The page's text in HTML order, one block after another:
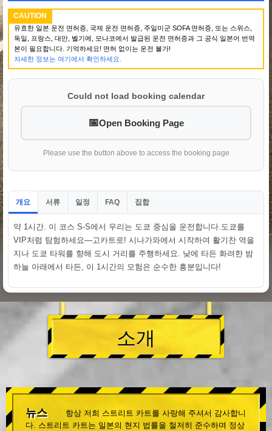
CAUTION
유효한 일본 운전 면허증, 국제 운전 면허증, 주일미군 SOFA 면허증, 또는 스위스,
독일, 프랑스, 대만, 벨기에, 모나코에서 발급된 운전 면허증과 그 공식 일본어 번역
본이 필요합니다. 기억하세요! 면허 없이는 운전 불가!
자세한 정보는 여기에서 확인하세요.
Could not load booking calendar
Open Booking Page
Please use the button above to access the booking page
개요 서류 일정 FAQ 집합
약 1시간. 이 코스 S-S에서 우리는 도쿄 중심을 운전합니다.도쿄를
VIP처럼 탐험하세요—고카트로! 시나가와에서 시작하여 활기찬 역을
지나 도쿄 타워를 향해 도시 거리를 주행하세요. 낮에 타든 화려한 밤
하늘 아래에서 타든, 이 1시간의 모험은 순수한 흥분입니다!
소개
뉴스
항상 저희 스트리트 카트를 사랑해 주셔서 감사합니
다. 스트리트 카트는 일본의 현지 법률을 철저히 준수하며 정상